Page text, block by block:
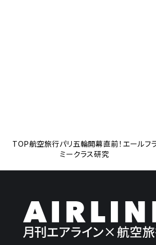
TOP航空旅行パリ五輪開幕直前！エールフ
ミークラス研究